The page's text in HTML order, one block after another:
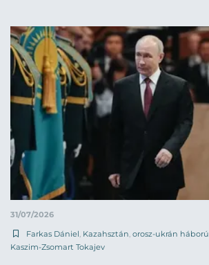
31/07/2026
Farkas Dániel, Kazahsztán, orosz-ukrán háború
Kaszim-Zsomart Tokajev